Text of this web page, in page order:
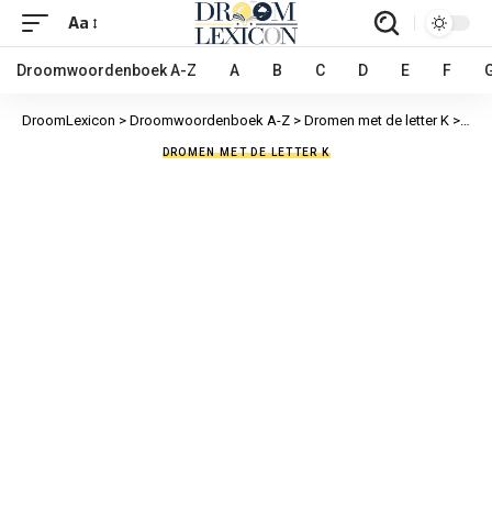
Aa
Droomwoordenboek A-Z A B C D E F
DroomLexicon > Droomwoordenboek A-Z > Dromen met de letter K >
DROMEN MET DE LETTER K